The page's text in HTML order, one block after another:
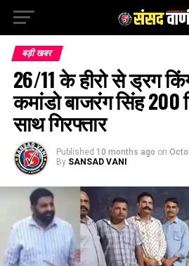
बड़ी खबर
26/11 के हीरो से ड्रग
कमांडो बाजरंग सिंह
साथ गिरफ्तार
Published 10 months ago on
By SANSAD VANI